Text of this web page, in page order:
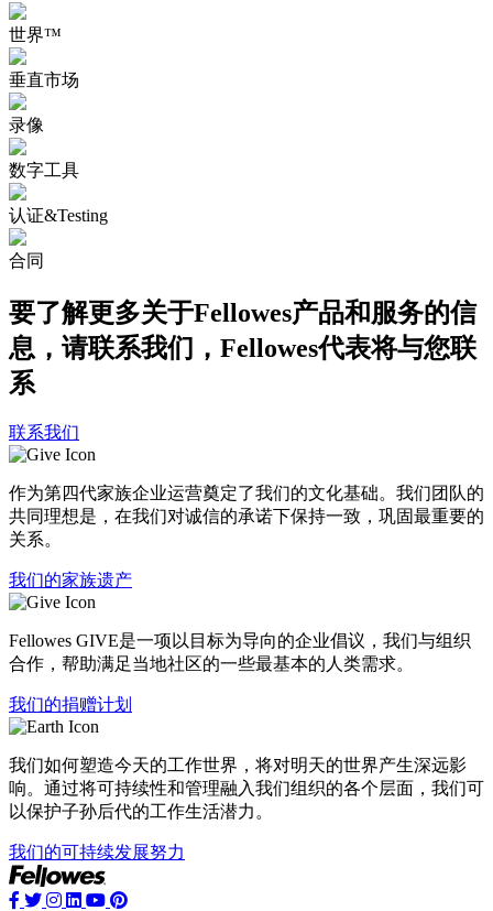
世界™
垂直市场
录像
数字工具
认证&Testing
合同
要了解更多关于Fellowes产品和服务的信
息，请联系我们，Fellowes代表将与您联
系
联系我们
作为第四代家族企业运营奠定了我们的文化基础。我们团队的
共同理想是，在我们对诚信的承诺下保持一致，巩固最重要的
关系。
我们的家族遗产
Fellowes GIVE是一项以目标为导向的企业倡议，我们与组织
合作，帮助满足当地社区的一些最基本的人类需求。
我们的捐赠计划
我们如何塑造今天的工作世界，将对明天的世界产生深远影
响。通过将可持续性和管理融入我们组织的各个层面，我们可
以保护子孙后代的工作生活潜力。
我们的可持续发展努力